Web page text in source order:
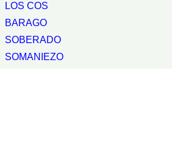
LOS COS
BARAGO
SOBERADO
SOMANIEZO